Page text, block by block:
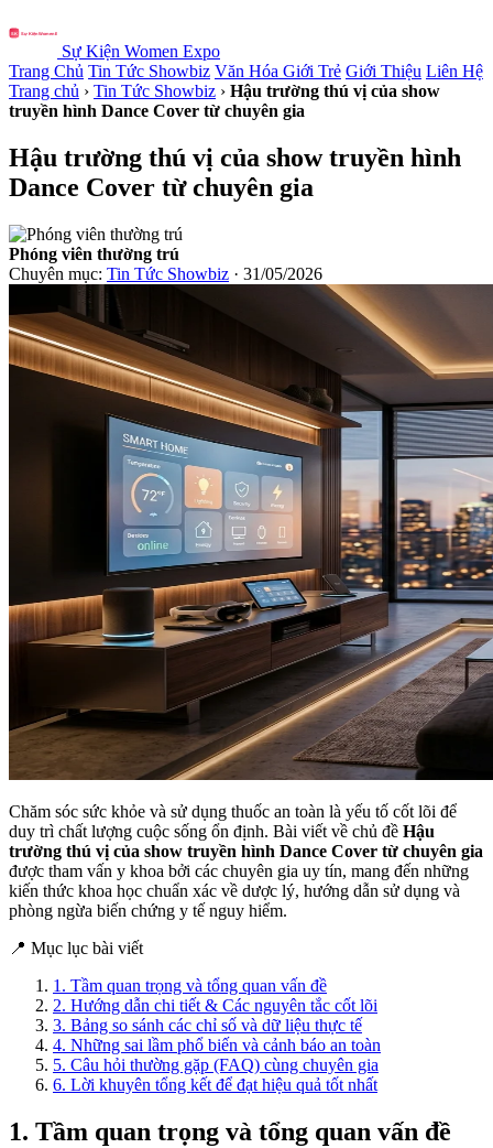
Sự Kiện Women Expo
Trang Chủ Tin Tức Showbiz Văn Hóa Giới Trẻ Giới Thiệu Liên Hệ
Trang chủ › Tin Tức Showbiz › Hậu trường thú vị của show
truyền hình Dance Cover từ chuyên gia
Hậu trường thú vị của show truyền hình
Dance Cover từ chuyên gia
Phóng viên thường trú
Chuyên mục: Tin Tức Showbiz · 31/05/2026
Chăm sóc sức khỏe và sử dụng thuốc an toàn là yếu tố cốt lõi để
duy trì chất lượng cuộc sống ổn định. Bài viết về chủ đề Hậu
trường thú vị của show truyền hình Dance Cover từ chuyên gia
được tham vấn y khoa bởi các chuyên gia uy tín, mang đến những
kiến thức khoa học chuẩn xác về dược lý, hướng dẫn sử dụng và
phòng ngừa biến chứng y tế nguy hiểm.
📍 Mục lục bài viết
1. Tầm quan trọng và tổng quan vấn đề
2. Hướng dẫn chi tiết & Các nguyên tắc cốt lõi
3. Bảng so sánh các chỉ số và dữ liệu thực tế
4. Những sai lầm phổ biến và cảnh báo an toàn
5. Câu hỏi thường gặp (FAQ) cùng chuyên gia
6. Lời khuyên tổng kết để đạt hiệu quả tốt nhất
1. Tầm quan trọng và tổng quan vấn đề